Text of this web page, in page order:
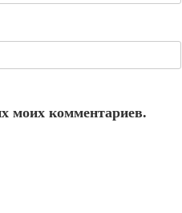
моих комментариев.